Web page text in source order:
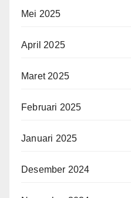
Mei 2025
April 2025
Maret 2025
Februari 2025
Januari 2025
Desember 2024